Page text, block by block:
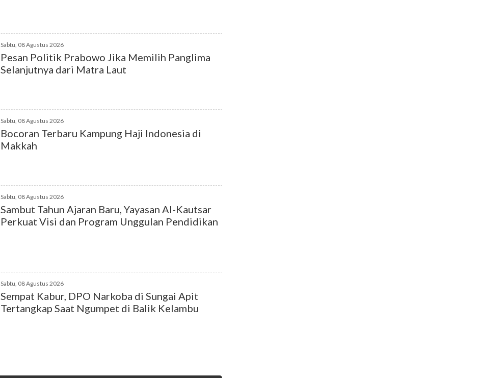
Sabtu, 08 Agustus 2026
Pesan Politik Prabowo Jika Memilih Panglima
Selanjutnya dari Matra Laut
Sabtu, 08 Agustus 2026
Bocoran Terbaru Kampung Haji Indonesia di
Makkah
Sabtu, 08 Agustus 2026
Sambut Tahun Ajaran Baru, Yayasan Al-Kautsar
Perkuat Visi dan Program Unggulan Pendidikan
Sabtu, 08 Agustus 2026
Sempat Kabur, DPO Narkoba di Sungai Apit
Tertangkap Saat Ngumpet di Balik Kelambu